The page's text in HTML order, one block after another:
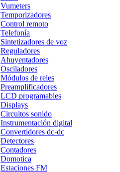
Vumeters
Temporizadores
Control remoto
Telefonía
Sintetizadores de voz
Reguladores
Ahuyentadores
Osciladores
Módulos de reles
Preamplificadores
LCD programables
Displays
Circuitos sonido
Instrumentación digital
Convertidores dc-dc
Detectores
Contadores
Domotica
Estaciones FM